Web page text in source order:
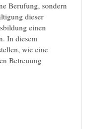
Berufung, sondern
dieser
einen
In diesem
wie eine
Betreuung